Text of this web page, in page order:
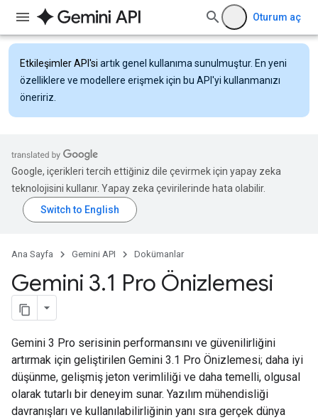
Oturum aç
Etkileşimler API'si artık genel kullanıma sunulmuştur. En yeni
özelliklere ve modellere erişmek için bu API'yi kullanmanızı
öneririz.
Google, içerikleri tercih ettiğiniz dile çevirmek için yapay zeka
teknolojisini kullanır. Yapay zeka çevirilerinde hata olabilir.
Ana Sayfa Gemini API Dokümanlar
Gemini 3.1 Pro Önizlemesi
Gemini 3 Pro serisinin performansını ve güvenilirliğini
artırmak için geliştirilen Gemini 3.1 Pro Önizlemesi; daha iyi
düşünme, gelişmiş jeton verimliliği ve daha temelli, olgusal
olarak tutarlı bir deneyim sunar. Yazılım mühendisliği
davranışları ve kullanılabilirliğinin yanı sıra gerçek dünya